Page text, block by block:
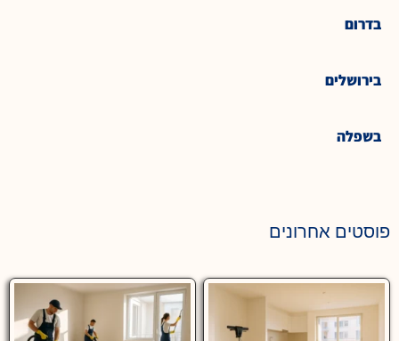
בדרום
בירושלים
בשפלה
פוסטים אחרונים